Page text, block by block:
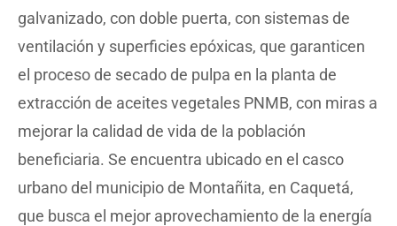
galvanizado, con doble puerta, con sistemas de
ventilación y superficies epóxicas, que garanticen
el proceso de secado de pulpa en la planta de
extracción de aceites vegetales PNMB, con miras a
mejorar la calidad de vida de la población
beneficiaria. Se encuentra ubicado en el casco
urbano del municipio de Montañita, en Caquetá,
que busca el mejor aprovechamiento de la energía